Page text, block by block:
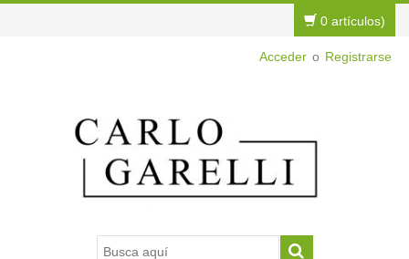
Acceder o Registrarse
0 artículos)